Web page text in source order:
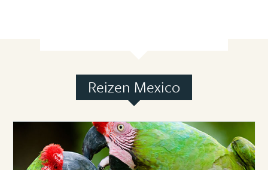
Reizen Mexico